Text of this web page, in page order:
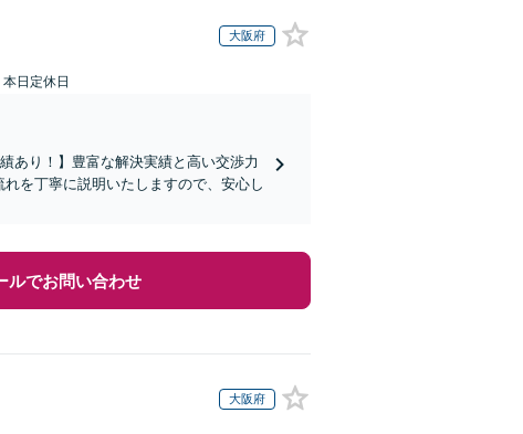
大阪府
日定休日
あり！】豊富な解決実績と高い交渉力
を丁寧に説明いたしますので、安心し
ルでお問い合わせ
大阪府